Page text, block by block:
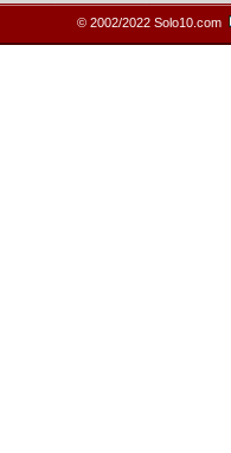
© 2002/2022 Solo10.com